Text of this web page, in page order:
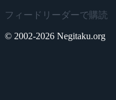
フィードリーダーで購読
© 2002-2026 Negitaku.org